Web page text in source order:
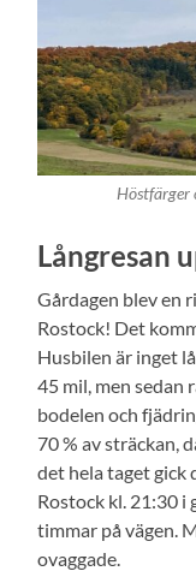
Höstfärger
Långresan
Gårdagen blev en
Rostock! Det
Husbilen är inget
45 mil, men sedan
bodelen och
70 % av sträckan,
det hela taget gick
Rostock kl. 21:30
timmar på vägen.
ovaggade.